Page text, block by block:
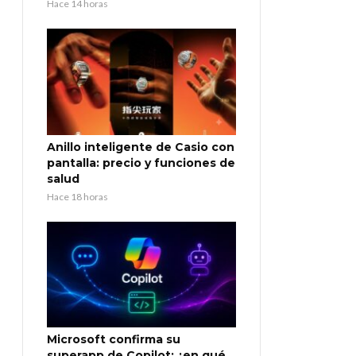
Hace 14 horas
Anillo inteligente de Casio con
pantalla: precio y funciones de
salud
Hace 18 horas
Microsoft confirma su